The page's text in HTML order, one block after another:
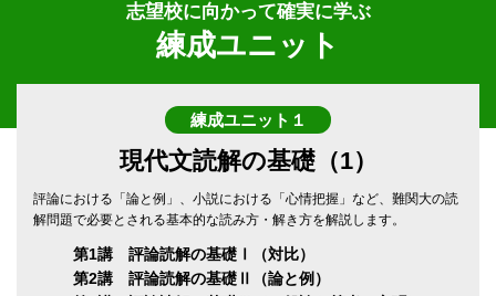
志望校に向かって確実に学ぶ
練成ユニット
練成ユニット１
現代文読解の基礎（1）
評論における「論と例」、小説における「心情把握」など、難関大の読
解問題で必要とされる基本的な読み方・解き方を解説します。
第1講 評論読解の基礎Ⅰ（対比）
第2講 評論読解の基礎Ⅱ（論と例）